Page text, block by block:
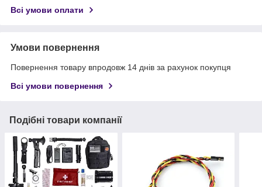
Всі умови оплати
Умови повернення
Повернення товару впродовж 14 днів за рахунок покупця
Всі умови повернення
Подібні товари компанії